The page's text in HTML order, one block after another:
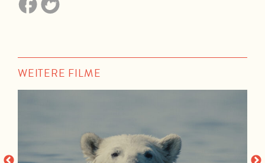
WEITERE FILME